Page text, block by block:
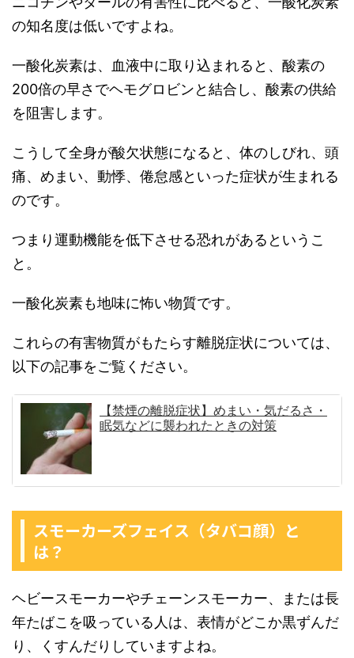
の知名度は低いですよね。
一酸化炭素は、血液中に取り込まれると、酸素の
200倍の早さでヘモグロビンと結合し、酸素の供給
を阻害します。
こうして全身が酸欠状態になると、体のしびれ、頭
痛、めまい、動悸、倦怠感といった症状が生まれる
のです。
つまり運動機能を低下させる恐れがあるというこ
と。
一酸化炭素も地味に怖い物質です。
これらの有害物質がもたらす離脱症状については、
以下の記事をご覧ください。
【禁煙の離脱症状】めまい・気だるさ・
眠気などに襲われたときの対策
スモーカーズフェイス（タバコ顔）と
は？
ヘビースモーカーやチェーンスモーカー、または長
年たばこを吸っている人は、表情がどこか黒ずんだ
り、くすんだりしていますよね。